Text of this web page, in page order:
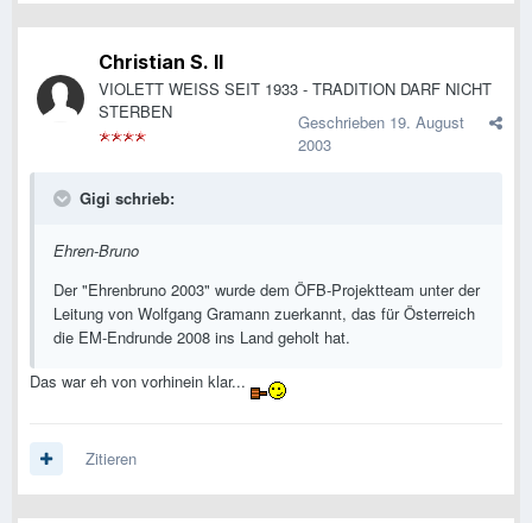
Christian S. II
VIOLETT WEISS SEIT 1933 - TRADITION DARF NICHT
STERBEN
Geschrieben 19. August
2003
Gigi schrieb:
Ehren-Bruno
Der "Ehrenbruno 2003" wurde dem ÖFB-Projektteam unter der
Leitung von Wolfgang Gramann zuerkannt, das für Österreich
die EM-Endrunde 2008 ins Land geholt hat.
Das war eh von vorhinein klar...
Zitieren